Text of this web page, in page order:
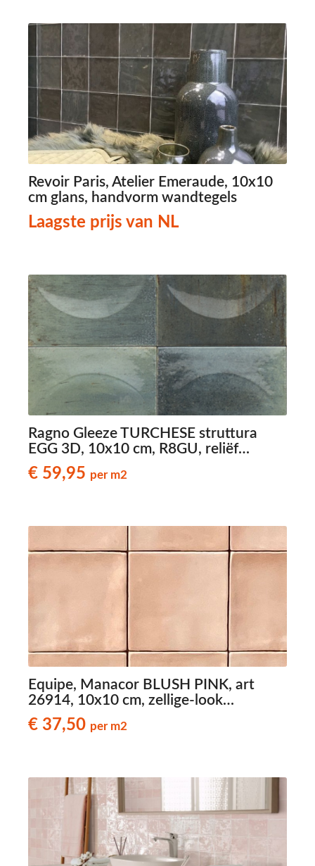
Revoir Paris, Atelier Emeraude, 10x10
cm glans, handvorm wandtegels
Laagste prijs van NL
Ragno Gleeze TURCHESE struttura
EGG 3D, 10x10 cm, R8GU, reliëf
wandtegels
€ 59,95 per m2
Equipe, Manacor BLUSH PINK, art
26914, 10x10 cm, zellige-look
wandtegels
€ 37,50 per m2